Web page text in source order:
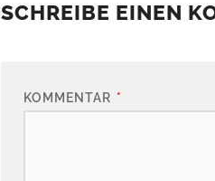
SCHREIBE EINEN
KOMMENTAR *